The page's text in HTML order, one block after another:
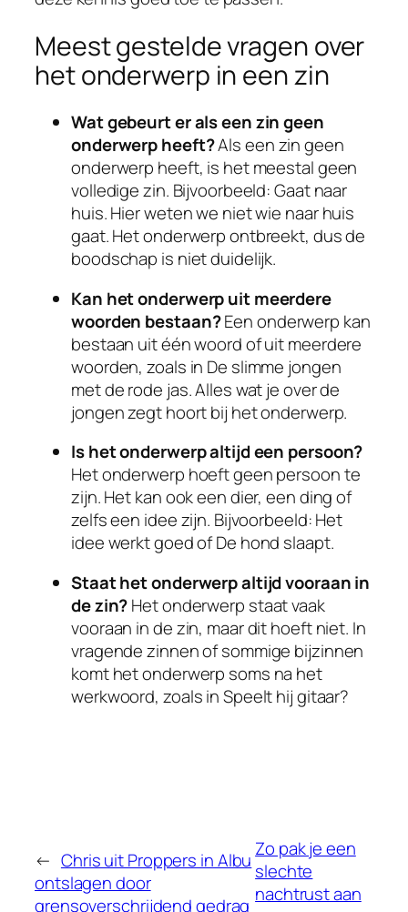
Meest gestelde vragen over
het onderwerp in een zin
Wat gebeurt er als een zin geen
onderwerp heeft?Als een zin geen
onderwerp heeft, is het meestal geen
volledige zin. Bijvoorbeeld: Gaat naar
huis. Hier weten we niet wie naar huis
gaat. Het onderwerp ontbreekt, dus de
boodschap is niet duidelijk.
Kan het onderwerp uit meerdere
woorden bestaan?Een onderwerp kan
bestaan uit één woord of uit meerdere
woorden, zoals in De slimme jongen
met de rode jas. Alles wat je over de
jongen zegt hoort bij het onderwerp.
Is het onderwerp altijd een persoon?
Het onderwerp hoeft geen persoon te
zijn. Het kan ook een dier, een ding of
zelfs een idee zijn. Bijvoorbeeld: Het
idee werkt goed of De hond slaapt.
Staat het onderwerp altijd vooraan in
de zin?Het onderwerp staat vaak
vooraan in de zin, maar dit hoeft niet. In
vragende zinnen of sommige bijzinnen
komt het onderwerp soms na het
werkwoord, zoals in Speelt hij gitaar?
← Chris uit Proppers in Albu
ontslagen door
grensoverschrijdend gedrag
Zo pak je een
slechte
nachtrust aan